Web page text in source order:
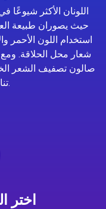
اللونان الأكثر شيوعًا
حيث يصوران طبيعة
استخدام اللون الأحمر
شعار محل الحلاقة.
صالون تصفيف الشعر
تنافسية في السوق.
اختر